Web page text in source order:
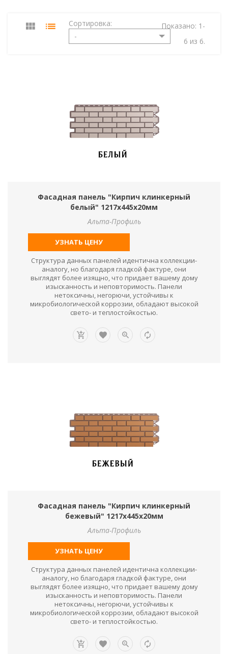
Сортировка:
-
Показано: 1-
6 из 6.
Фасадная панель "Кирпич клинкерный
белый" 1217х445х20мм
Альта-Профиль
УЗНАТЬ ЦЕНУ
Структура данных панелей идентична коллекции-
аналогу, но благодаря гладкой фактуре, они
выглядят более изящно, что придает вашему дому
изысканность и неповторимость. Панели
нетоксичны, негорючи, устойчивы к
микробиологической коррозии, обладают высокой
свето- и теплостойкостью.
Фасадная панель "Кирпич клинкерный
бежевый" 1217х445х20мм
Альта-Профиль
УЗНАТЬ ЦЕНУ
Структура данных панелей идентична коллекции-
аналогу, но благодаря гладкой фактуре, они
выглядят более изящно, что придает вашему дому
изысканность и неповторимость. Панели
нетоксичны, негорючи, устойчивы к
микробиологической коррозии, обладают высокой
свето- и теплостойкостью.